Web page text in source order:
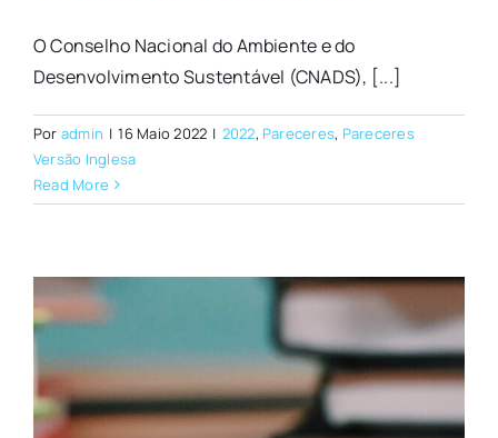
O Conselho Nacional do Ambiente e do
Desenvolvimento Sustentável (CNADS), [...]
Por admin | 16 Maio 2022 | 2022, Pareceres, Pareceres
Versão Inglesa
Read More